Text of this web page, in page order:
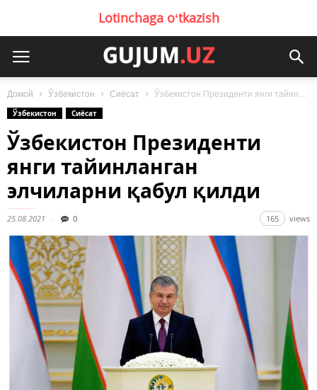
Lotinchaga oʻtkazish
Домой Ўзбекистон Сиёсат
Ўзбекистон Президенти янги тайинланган элчиларни қабул қилди
Ўзбекистон
Сиёсат
Ўзбекистон Президенти
янги тайинланган
элчиларни қабул қилди
25.08.2021 0 165 views